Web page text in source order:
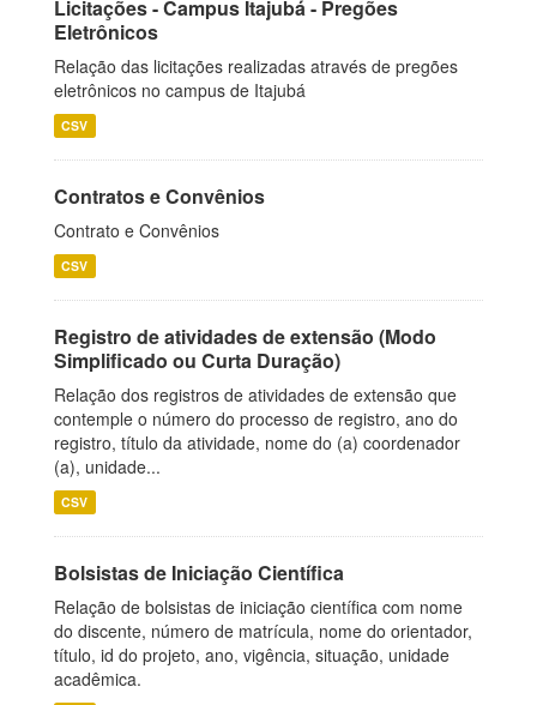
Licitações - Campus Itajubá - Pregões
Eletrônicos
Relação das licitações realizadas através de pregões
eletrônicos no campus de Itajubá
CSV
Contratos e Convênios
Contrato e Convênios
CSV
Registro de atividades de extensão (Modo
Simplificado ou Curta Duração)
Relação dos registros de atividades de extensão que
contemple o número do processo de registro, ano do
registro, título da atividade, nome do (a) coordenador
(a), unidade...
CSV
Bolsistas de Iniciação Científica
Relação de bolsistas de iniciação científica com nome
do discente, número de matrícula, nome do orientador,
título, id do projeto, ano, vigência, situação, unidade
acadêmica.